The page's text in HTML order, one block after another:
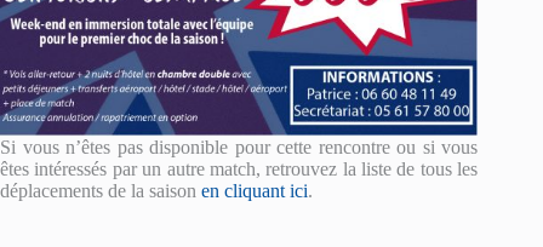
Si vous n’êtes pas disponible pour cette rencontre ou si vous
êtes intéressés par un autre match, retrouvez la liste de tous les
déplacements de la saison en cliquant ici.